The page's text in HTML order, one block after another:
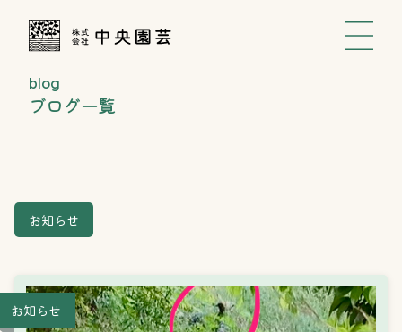
blog
ブログ一覧
お知らせ
お知らせ